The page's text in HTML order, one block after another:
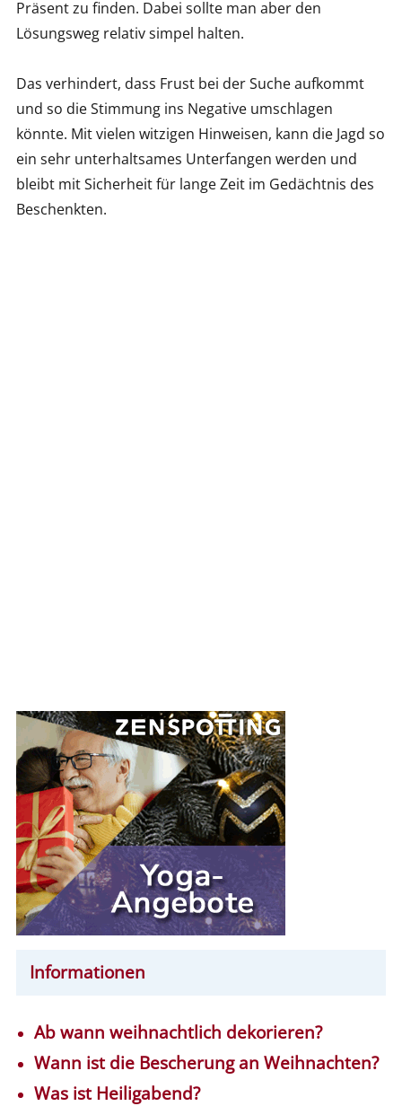
Präsent zu finden. Dabei sollte man aber den
Lösungsweg relativ simpel halten.
Das verhindert, dass Frust bei der Suche aufkommt
und so die Stimmung ins Negative umschlagen
könnte. Mit vielen witzigen Hinweisen, kann die Jagd so
ein sehr unterhaltsames Unterfangen werden und
bleibt mit Sicherheit für lange Zeit im Gedächtnis des
Beschenkten.
Informationen
Ab wann weihnachtlich dekorieren?
Wann ist die Bescherung an Weihnachten?
Was ist Heiligabend?